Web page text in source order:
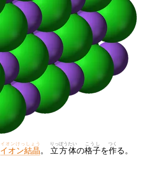
イオン結晶
イオンけっしょう
。 立方体
りっぽうたい
の格子
こうし
を作
つく
る。